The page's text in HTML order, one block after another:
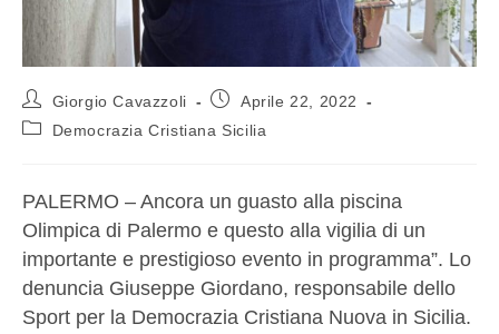
Giorgio Cavazzoli
Aprile 22, 2022
Democrazia Cristiana Sicilia
PALERMO – Ancora un guasto alla piscina
Olimpica di Palermo e questo alla vigilia di un
importante e prestigioso evento in programma”. Lo
denuncia Giuseppe Giordano, responsabile dello
Sport per la Democrazia Cristiana Nuova in Sicilia.